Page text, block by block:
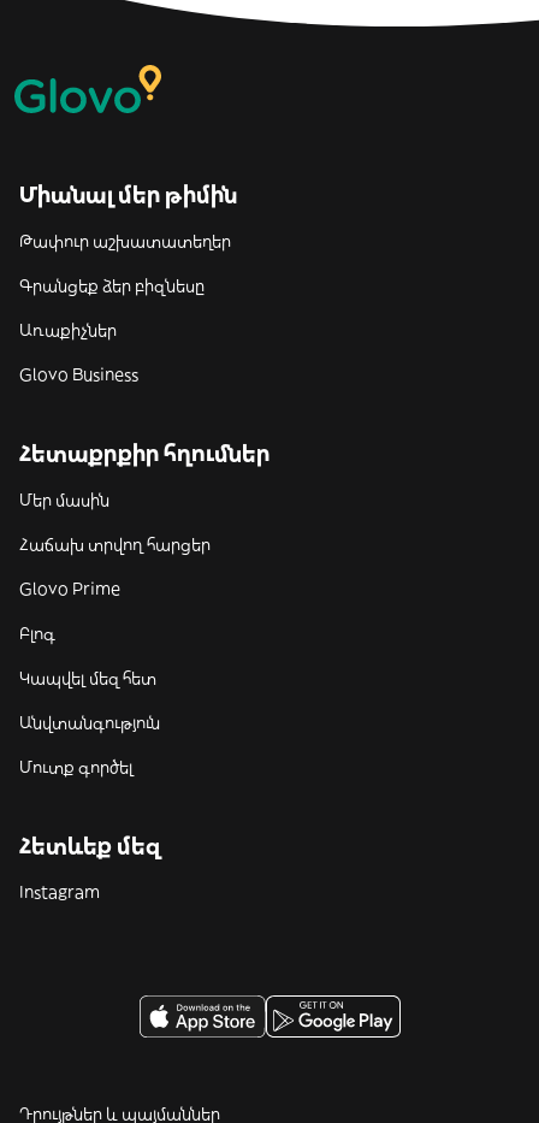
Միանալ մեր թիմին
Թափուր աշխատատեղեր
Գրանցեք ձեր բիզնեսը
Առաքիչներ
Glovo Business
Հետաքրքիր հղումներ
Մեր մասին
Հաճախ տրվող հարցեր
Glovo Prime
Բլոգ
Կապվել մեզ հետ
Անվտանգություն
Մուտք գործել
Հետևեք մեզ
Instagram
Դրույթներ և պայմաններ